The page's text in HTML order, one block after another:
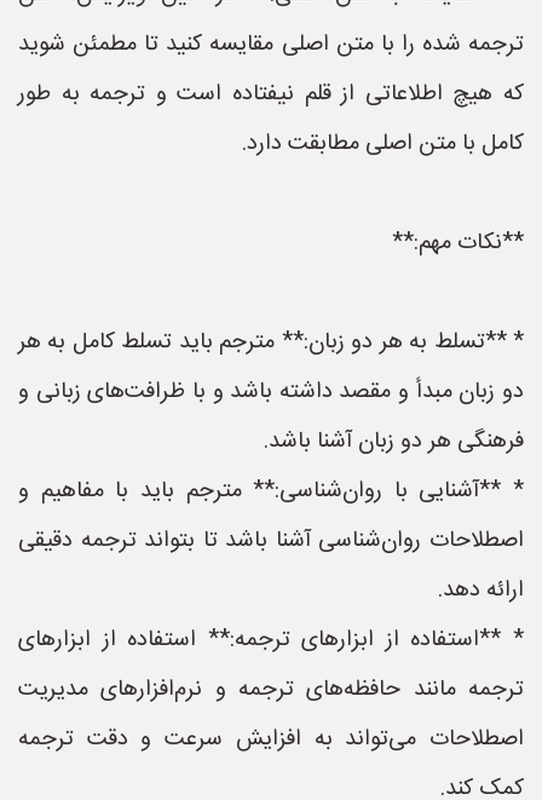
ترجمه شده را با متن اصلی مقایسه کنید تا مطمئن شوید
که هیچ اطلاعاتی از قلم نیفتاده است و ترجمه به طور
کامل با متن اصلی مطابقت دارد.
**نکات مهم:**
* **تسلط به هر دو زبان:** مترجم باید تسلط کامل به هر
دو زبان مبدأ و مقصد داشته باشد و با ظرافت‌های زبانی و
فرهنگی هر دو زبان آشنا باشد.
* **آشنایی با روان‌شناسی:** مترجم باید با مفاهیم و
اصطلاحات روان‌شناسی آشنا باشد تا بتواند ترجمه دقیقی
ارائه دهد.
* **استفاده از ابزارهای ترجمه:** استفاده از ابزارهای
ترجمه مانند حافظه‌های ترجمه و نرم‌افزارهای مدیریت
اصطلاحات می‌تواند به افزایش سرعت و دقت ترجمه
کمک کند.